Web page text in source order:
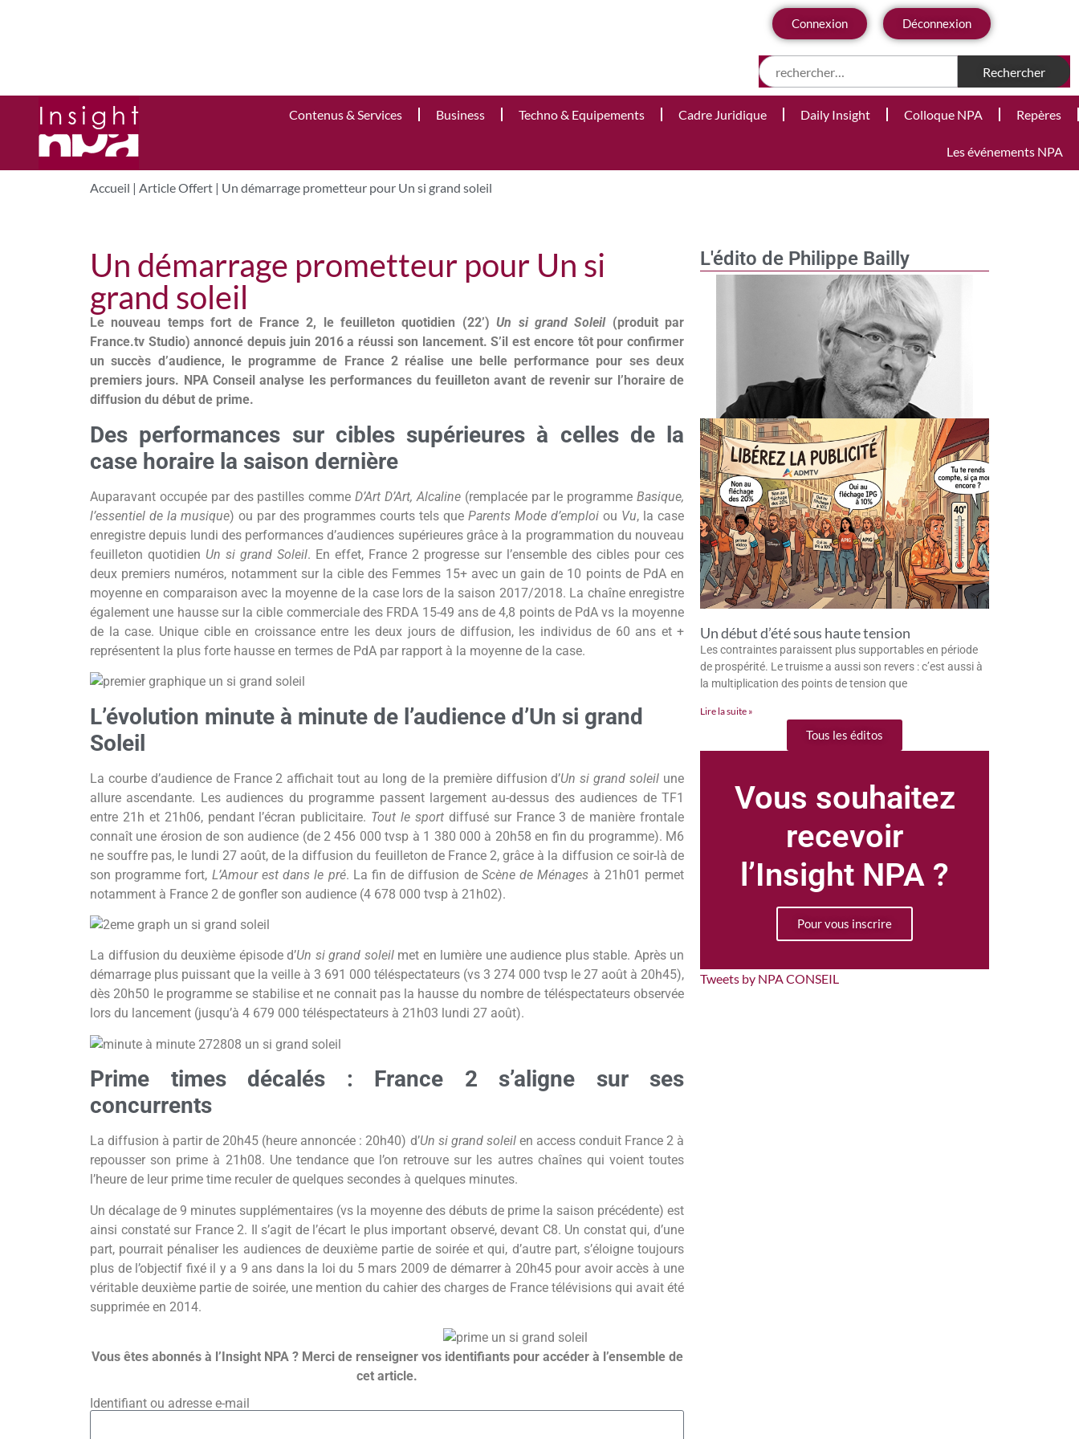
Connexion Déconnexion
Contenus & Services Business Techno & Equipements Cadre Juridique Daily Insight Colloque NPA Repères
Les événements NPA
Accueil | Article Offert | Un démarrage prometteur pour Un si grand soleil
L'édito de Philippe Bailly
Un début d’été sous haute tension
Les contraintes paraissent plus supportables en période
de prospérité. Le truisme a aussi son revers : c’est aussi à
la multiplication des points de tension que
Lire la suite »
Tous les éditos
Vous souhaitez
recevoir
l’Insight NPA ?
Pour vous inscrire
Tweets by NPA CONSEIL
Un démarrage prometteur pour Un si
grand soleil
Le nouveau temps fort de France 2, le feuilleton quotidien (22’)Un si grand Soleil(produit par
France.tv Studio) annoncé depuis juin 2016 a réussi son lancement. S’il est encore tôt pour confirmer
un succès d’audience, le programme de France 2 réalise une belle performance pour ses deux
premiers jours. NPA Conseil analyse les performances du feuilleton avant de revenir sur l’horaire de
diffusion du début de prime.
Des performances sur cibles supérieures à celles de la
case horaire la saison dernière
Auparavant occupée par des pastilles commeD’Art D’Art, Alcaline (remplacée par le programmeBasique,
l’essentiel de la musique) ou par des programmes courts tels queParents Mode d’emploiou Vu, la case
enregistre depuis lundi des performances d’audiences supérieures grâce à la programmation du nouveau
feuilleton quotidien Un si grand Soleil. En effet, France 2 progresse sur l’ensemble des cibles pour ces
deux premiers numéros, notamment sur la cible des Femmes 15+ avec un gain de 10 points de PdA en
moyenne en comparaison avec la moyenne de la case lors de la saison 2017/2018. La chaîne enregistre
également une hausse sur la cible commerciale des FRDA 15-49 ans de 4,8 points de PdA vs la moyenne
de la case. Unique cible en croissance entre les deux jours de diffusion, les individus de 60 ans et +
représentent la plus forte hausse en termes de PdA par rapport à la moyenne de la case.
L’évolution minute à minute de l’audience d’Un si grand
Soleil
La courbe d’audience de France 2 affichait tout au long de la première diffusion d’Un si grand soleil une
allure ascendante. Les audiences du programme passent largement au-dessus des audiences de TF1
entre 21h et 21h06, pendant l’écran publicitaire. Tout le sportdiffusé sur France 3 de manière frontale
connaît une érosion de son audience (de 2 456 000 tvsp à 1 380 000 à 20h58 en fin du programme). M6
ne souffre pas, le lundi 27 août, de la diffusion du feuilleton de France 2, grâce à la diffusion ce soir-là de
son programme fort, L’Amour est dans le pré. La fin de diffusion de Scène de Ménages à 21h01 permet
notamment à France 2 de gonfler son audience (4 678 000 tvsp à 21h02).
La diffusion du deuxième épisode d’Un si grand soleil met en lumière une audience plus stable. Après un
démarrage plus puissant que la veille à 3 691 000 téléspectateurs (vs 3 274 000 tvsp le 27 août à 20h45),
dès 20h50 le programme se stabilise et ne connait pas la hausse du nombre de téléspectateurs observée
lors du lancement (jusqu’à 4 679 000 téléspectateurs à 21h03 lundi 27 août).
Prime times décalés : France 2 s’aligne sur ses
concurrents
La diffusion à partir de 20h45 (heure annoncée : 20h40) d’Un si grand soleilen access conduit France 2 à
repousser son prime à 21h08. Une tendance que l’on retrouve sur les autres chaînes qui voient toutes
l’heure de leur prime time reculer de quelques secondes à quelques minutes.
Un décalage de 9 minutes supplémentaires (vs la moyenne des débuts de prime la saison précédente) est
ainsi constaté sur France 2. Il s’agit de l’écart le plus important observé, devant C8. Un constat qui, d’une
part, pourrait pénaliser les audiences de deuxième partie de soirée et qui, d’autre part, s’éloigne toujours
plus de l’objectif fixé il y a 9 ans dans la loi du 5 mars 2009 de démarrer à 20h45 pour avoir accès à une
véritable deuxième partie de soirée, une mention du cahier des charges de France télévisions qui avait été
supprimée en 2014.
Vous êtes abonnés à l’Insight NPA ? Merci de renseigner vos identifiants pour accéder à l’ensemble de
cet article.
Identifiant ou adresse e-mail